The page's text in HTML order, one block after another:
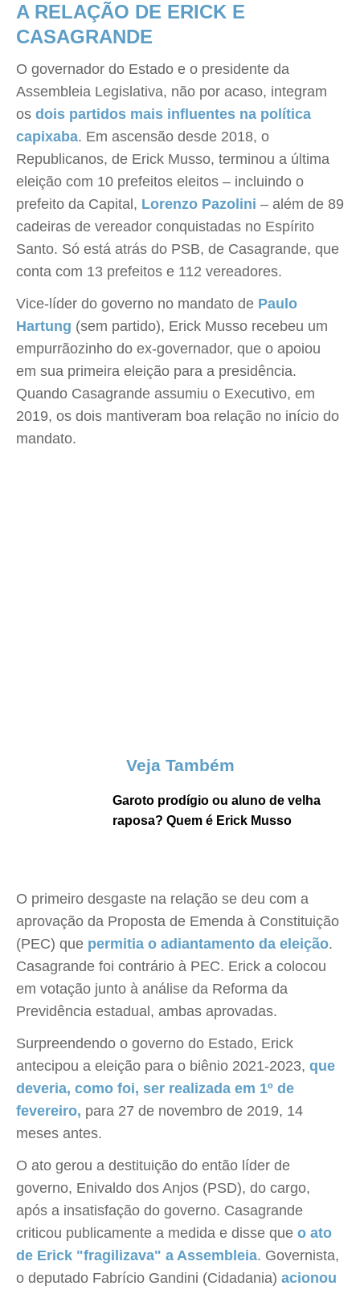
A RELAÇÃO DE ERICK E
CASAGRANDE
O governador do Estado e o presidente da
Assembleia Legislativa, não por acaso, integram
os dois partidos mais influentes na política
capixaba. Em ascensão desde 2018, o
Republicanos, de Erick Musso, terminou a última
eleição com 10 prefeitos eleitos – incluindo o
prefeito da Capital, Lorenzo Pazolini – além de 89
cadeiras de vereador conquistadas no Espírito
Santo. Só está atrás do PSB, de Casagrande, que
conta com 13 prefeitos e 112 vereadores.
Vice-líder do governo no mandato de Paulo
Hartung (sem partido), Erick Musso recebeu um
empurrãozinho do ex-governador, que o apoiou
em sua primeira eleição para a presidência.
Quando Casagrande assumiu o Executivo, em
2019, os dois mantiveram boa relação no início do
mandato.
Veja Também
Garoto prodígio ou aluno de velha
raposa? Quem é Erick Musso
O primeiro desgaste na relação se deu com a
aprovação da Proposta de Emenda à Constituição
(PEC) que permitia o adiantamento da eleição.
Casagrande foi contrário à PEC. Erick a colocou
em votação junto à análise da Reforma da
Previdência estadual, ambas aprovadas.
Surpreendendo o governo do Estado, Erick
antecipou a eleição para o biênio 2021-2023, que
deveria, como foi, ser realizada em 1º de
fevereiro, para 27 de novembro de 2019, 14
meses antes.
O ato gerou a destituição do então líder de
governo, Enivaldo dos Anjos (PSD), do cargo,
após a insatisfação do governo. Casagrande
criticou publicamente a medida e disse que o ato
de Erick "fragilizava" a Assembleia. Governista,
o deputado Fabrício Gandini (Cidadania) acionou